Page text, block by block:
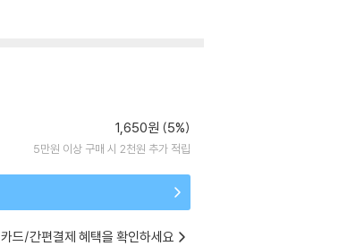
1,650원 (5%)
5만원 이상 구매 시 2천원 추가 적립
카드/간편결제 혜택을 확인하세요